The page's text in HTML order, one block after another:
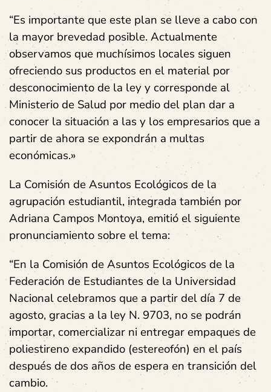
“Es importante que este plan se lleve a cabo con
la mayor brevedad posible. Actualmente
observamos que muchísimos locales siguen
ofreciendo sus productos en el material por
desconocimiento de la ley y corresponde al
Ministerio de Salud por medio del plan dar a
conocer la situación a las y los empresarios que a
partir de ahora se expondrán a multas
económicas.»
La Comisión de Asuntos Ecológicos de la
agrupación estudiantil, integrada también por
Adriana Campos Montoya, emitió el siguiente
pronunciamiento sobre el tema:
“En la Comisión de Asuntos Ecológicos de la
Federación de Estudiantes de la Universidad
Nacional celebramos que a partir del día 7 de
agosto, gracias a la ley N. 9703, no se podrán
importar, comercializar ni entregar empaques de
poliestireno expandido (estereofón) en el país
después de dos años de espera en transición del
cambio.